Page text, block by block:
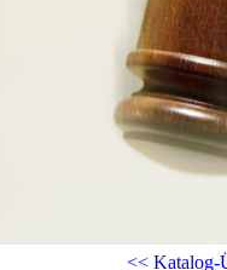
<< Katalog-